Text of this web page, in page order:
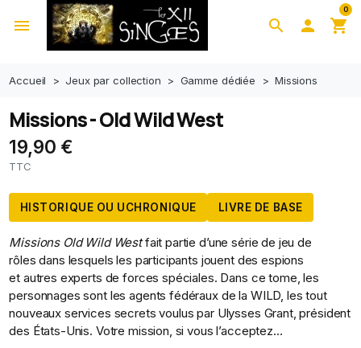
search
menu  shopping_cart
0
Accueil Jeux par collection Gamme dédiée Missions
Missions - Old Wild West
19,90 €
TTC
HISTORIQUE OU UCHRONIQUE LIVRE DE BASE
Missions Old Wild Westfait partie d’une série de jeu de
rôles dans lesquels les participants jouent des espions
et autres experts de forces spéciales. Dans ce tome, les
personnages sont les agents fédéraux de la WILD, les tout
nouveaux services secrets voulus par Ulysses Grant, président
des États-Unis. Votre mission, si vous l’acceptez…